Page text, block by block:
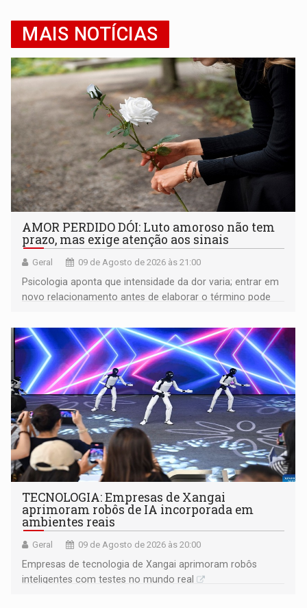
MAIS NOTÍCIAS
AMOR PERDIDO DÓI: Luto amoroso não tem
prazo, mas exige atenção aos sinais
Geral 09 de Agosto de 2026 às 21:00
Psicologia aponta que intensidade da dor varia; entrar em
novo relacionamento antes de elaborar o término pode
TECNOLOGIA: Empresas de Xangai
aprimoram robôs de IA incorporada em
ambientes reais
Geral 09 de Agosto de 2026 às 20:00
Empresas de tecnologia de Xangai aprimoram robôs
inteligentes com testes no mundo real